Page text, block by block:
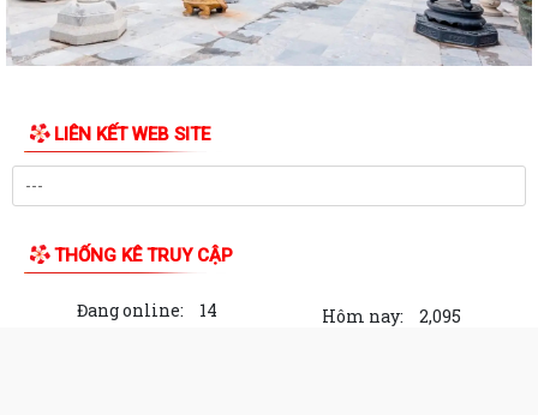
THÁNG 7; PHÁT ĐỘNG ỦNG HỘ QUỸ "ĐỀN ƠN ĐÁP...
Chi bộ Văn phòng Đảng ủy tổ chức sinh hoạt chuyên đề với chủ đề "Kết
ÁP THẤP NHIỆT ĐỚI CÓ KHẢ NĂNG MẠNH LÊN THÀNH BÃO
Công điện về ứng phó áp thấp nhiệt đới có khả năng mạnh lên thành
Công văn triển khai thực hiện các TTHC được cắt giảm, đơn giản hóa,
LIÊN KẾT WEB SITE
THỐNG KÊ TRUY CẬP
Đang online: 14 Hôm nay:
2,095